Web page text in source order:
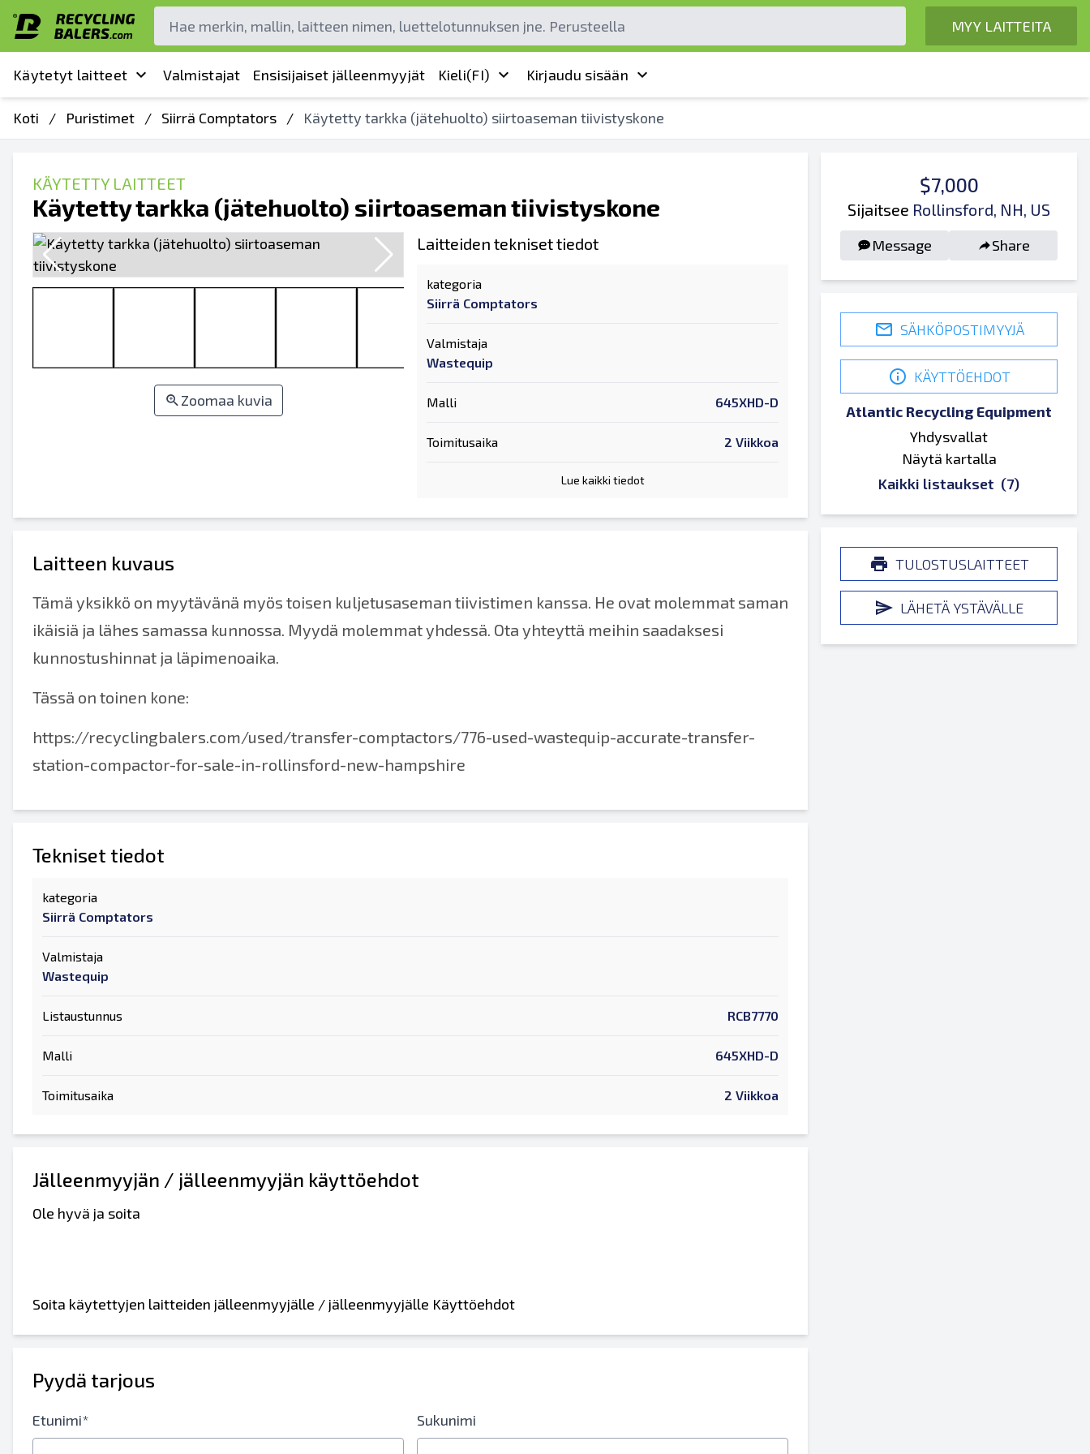
MYY LAITTEITA
Käytetyt laitteet Valmistajat Ensisijaiset jälleenmyyjät Kieli(FI) Kirjaudu sisään
Koti / Puristimet / Siirrä Comptators / Käytetty tarkka (jätehuolto) siirtoaseman tiivistyskone
KÄYTETTY LAITTEET
Käytetty tarkka (jätehuolto) siirtoaseman tiivistyskone
Zoomaa kuvia
Laitteiden tekniset tiedot
kategoria
Siirrä Comptators
Valmistaja
Wastequip
Malli 645XHD-D
Toimitusaika 2 Viikkoa
Lue kaikki tiedot
Laitteen kuvaus
Tämä yksikkö on myytävänä myös toisen kuljetusaseman tiivistimen kanssa. He ovat molemmat saman
ikäisiä ja lähes samassa kunnossa. Myydä molemmat yhdessä. Ota yhteyttä meihin saadaksesi
kunnostushinnat ja läpimenoaika.
Tässä on toinen kone:
https://recyclingbalers.com/used/transfer-comptactors/776-used-wastequip-accurate-transfer-
station-compactor-for-sale-in-rollinsford-new-hampshire
Tekniset tiedot
kategoria
Siirrä Comptators
Valmistaja
Wastequip
Listaustunnus RCB7770
Malli 645XHD-D
Toimitusaika 2 Viikkoa
Jälleenmyyjän / jälleenmyyjän käyttöehdot
Ole hyvä ja soita
Soita käytettyjen laitteiden jälleenmyyjälle / jälleenmyyjälle Käyttöehdot
Pyydä tarjous
Etunimi* Sukunimi
$7,000
Sijaitsee Rollinsford, NH, US
Message Share
SÄHKÖPOSTIMYYJÄ
KÄYTTÖEHDOT
Atlantic Recycling Equipment
Yhdysvallat
Näytä kartalla
Kaikki listaukset (7)
TULOSTUSLAITTEET
LÄHETÄ YSTÄVÄLLE